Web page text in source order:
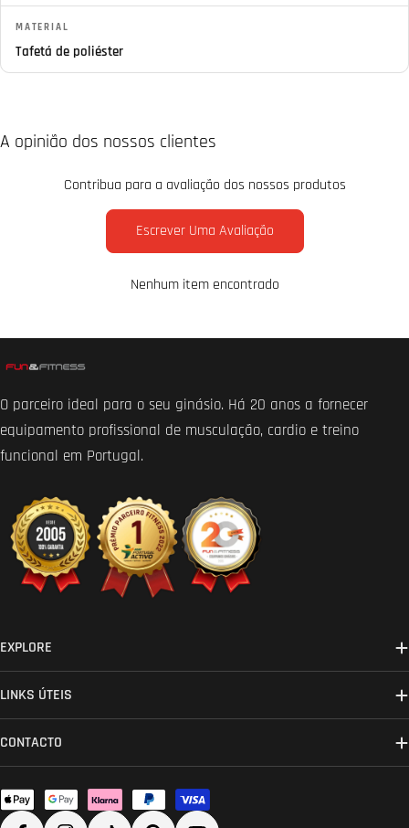
MATERIAL
Tafetá de poliéster
A opinião dos nossos clientes
Contribua para a avaliação dos nossos produtos
Escrever Uma Avaliação
Nenhum item encontrado
O parceiro ideal para o seu ginásio. Há 20 anos a fornecer
equipamento profissional de musculação, cardio e treino
funcional em Portugal.
EXPLORE
LINKS ÚTEIS
CONTACTO
Métodos